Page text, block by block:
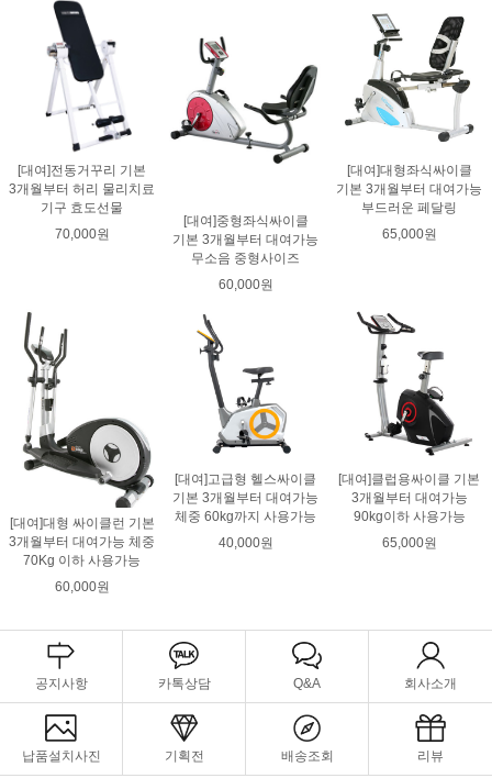
[대여]전동거꾸리 기본
3개월부터 허리 물리치료
기구 효도선물
70,000원
[대여]중형좌식싸이클
기본 3개월부터 대여가능
무소음 중형사이즈
60,000원
[대여]대형좌식싸이클
기본 3개월부터 대여가능
부드러운 페달링
65,000원
[대여]대형 싸이클런 기본
3개월부터 대여가능 체중
70Kg 이하 사용가능
60,000원
[대여]고급형 헬스싸이클
기본 3개월부터 대여가능
체중 60kg까지 사용가능
40,000원
[대여]클럽용싸이클 기본
3개월부터 대여가능
90kg이하 사용가능
65,000원
공지사항 카톡상담 Q&A 회사소개
납품설치사진 기획전 배송조회 리뷰